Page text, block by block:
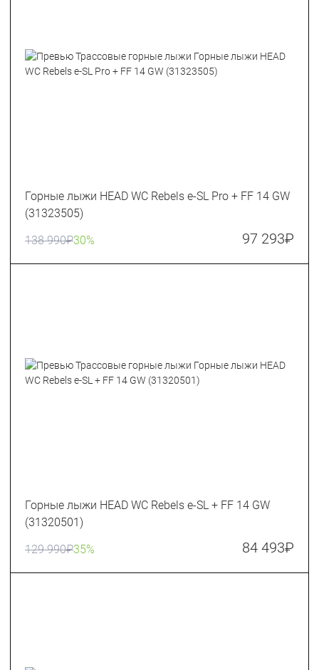
Горные лыжи HEAD WC Rebels e-SL Pro + FF 14 GW
(31323505)
138 990₽30% 97 293₽
Горные лыжи HEAD WC Rebels e-SL + FF 14 GW
(31320501)
129 990₽35% 84 493₽